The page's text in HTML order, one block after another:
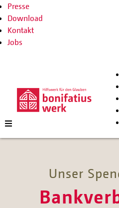
Presse
Download
Kontakt
Jobs
Unser